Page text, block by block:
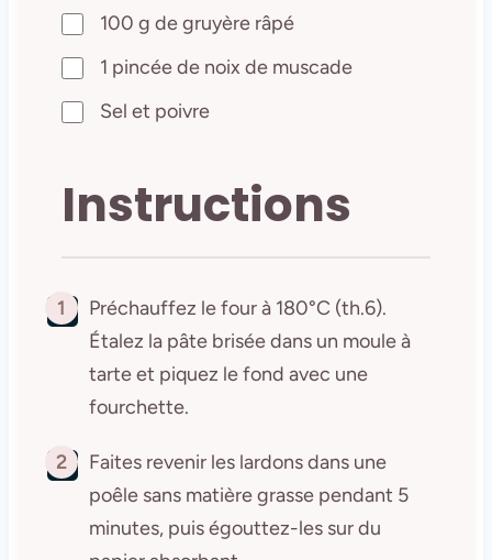
100 g de gruyère râpé
1 pincée de noix de muscade
Sel et poivre
Instructions
1
Préchauffez le four à 180°C (th.6).
Étalez la pâte brisée dans un moule à
tarte et piquez le fond avec une
fourchette.
2
Faites revenir les lardons dans une
poêle sans matière grasse pendant 5
minutes, puis égouttez-les sur du